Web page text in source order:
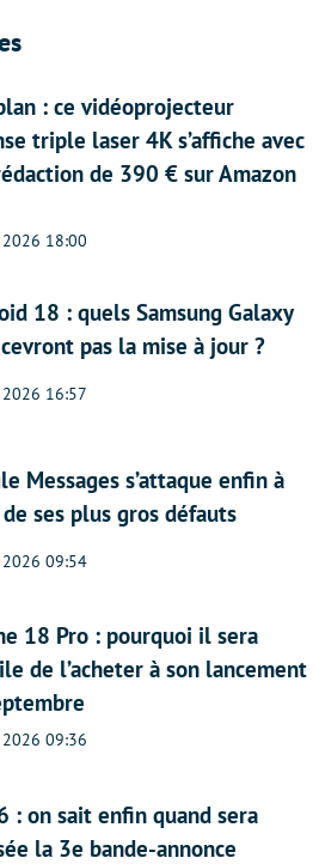
: ce vidéoprojecteur
triple laser 4K s’affiche avec
de 390 € sur Amazon
18:00
18 : quels Samsung Galaxy
pas la mise à jour ?
16:57
Messages s’attaque enfin à
ses plus gros défauts
09:54
18 Pro : pourquoi il sera
de l’acheter à son lancement
09:36
: on sait enfin quand sera
la 3e bande-annonce